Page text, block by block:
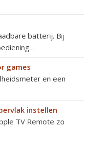
batterij. Bij
games
en een
instellen
TV Remote zo